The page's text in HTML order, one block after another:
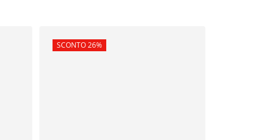
In offerta!
SCONTO 26%